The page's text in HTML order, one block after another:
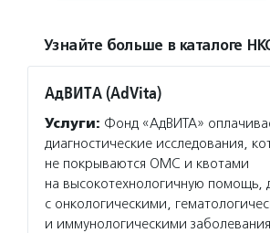
Узнайте больше в каталоге
АдВИТА (AdVita)
Услуги: Фонд «АдВИТА»
диагностические исследования,
не покрываются ОМС и квотами
на высокотехнологичную помощь,
с онкологическими,
и иммунологическими